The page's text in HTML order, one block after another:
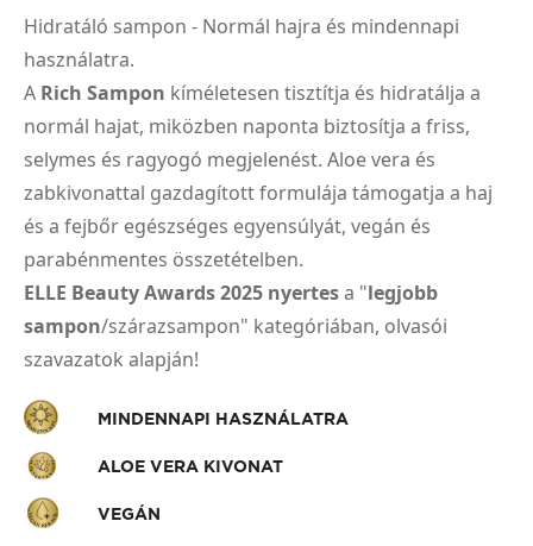
Hidratáló sampon - Normál hajra és mindennapi
használatra.
A Rich Sampon kíméletesen tisztítja és hidratálja a
normál hajat, miközben naponta biztosítja a friss,
selymes és ragyogó megjelenést. Aloe vera és
zabkivonattal gazdagított formulája támogatja a haj
és a fejbőr egészséges egyensúlyát, vegán és
parabénmentes összetételben.
ELLE Beauty Awards 2025 nyertesa "legjobb
sampon/szárazsampon" kategóriában, olvasói
szavazatok alapján!
MINDENNAPI HASZNÁLATRA
ALOE VERA KIVONAT
VEGÁN